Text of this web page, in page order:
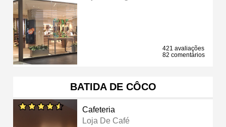
421 avaliações
82 comentários
BATIDA DE CÔCO
Cafeteria
Loja De Café